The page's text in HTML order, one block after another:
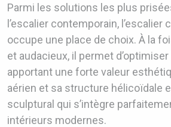
Parmi les solutions les plus
l’escalier contemporain, l’escalier
occupe une place de choix. À la
et audacieux, il permet d’optimiser
apportant une forte valeur
aérien et sa structure hélicoïdale
sculptural qui s’intègre
intérieurs modernes.